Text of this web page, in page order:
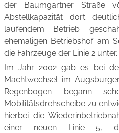
der Baumgartner Straße
Abstellkapazität dort
laufendem Betrieb
ehemaligen Betriebshof am
die Fahrzeuge der Linie 2 unter.
Im Jahr 2002 gab es bei
Machtwechsel im
Regenbogen begann
Mobilitätsdrehscheibe zu
hierbei die
einer neuen Linie 5,